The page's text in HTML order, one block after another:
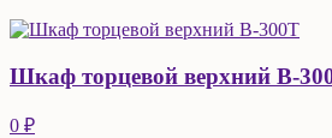
Шкаф торцевой верхний В-
0 ₽